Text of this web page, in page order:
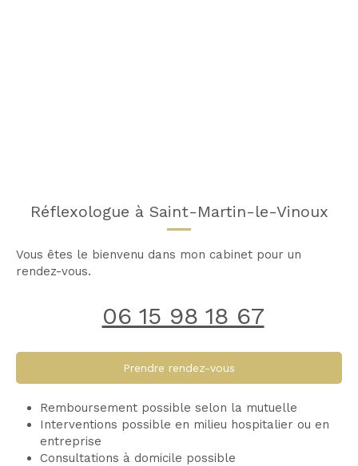
Réflexologue à Saint-Martin-le-Vinoux
Vous êtes le bienvenu dans mon cabinet pour un
rendez-vous.
06 15 98 18 67
Prendre rendez-vous
Remboursement possible selon la mutuelle
Interventions possible en milieu hospitalier ou en
entreprise
Consultations à domicile possible